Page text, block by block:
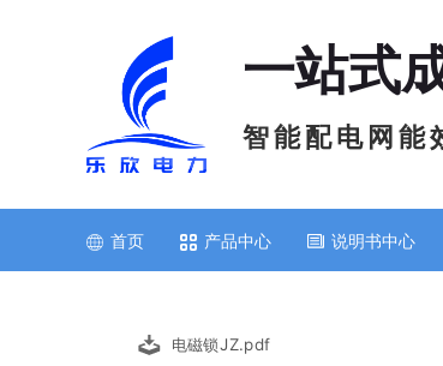
一站式
智 能 配 电 网 能
首页 产品中心 说明书中心
电磁锁JZ.pdf